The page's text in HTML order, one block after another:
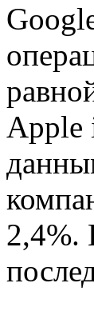
Apple
2,4%.